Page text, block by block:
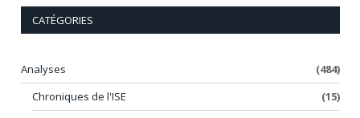
CATÉGORIES
Analyses
(484)
Chroniques de l'ISE
(15)